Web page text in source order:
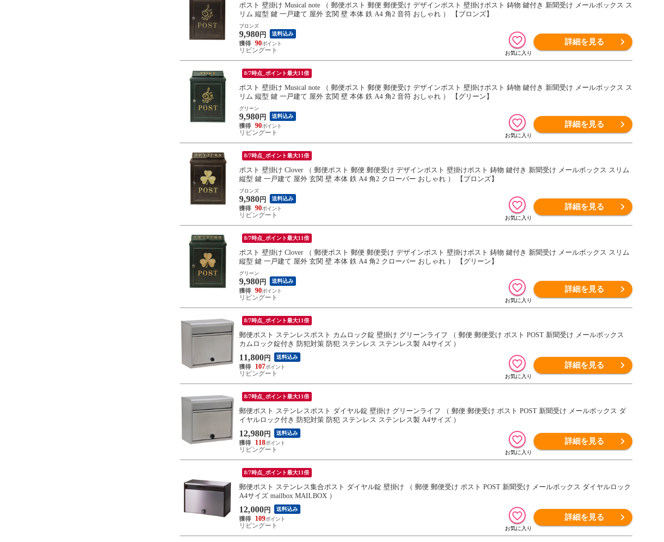
ポスト 壁掛け Musical note （ 郵便ポスト 郵便 郵便受け デザインポスト 壁掛けポスト 鋳物 鍵付き 新聞受け メールボックス ス
リム 縦型 鍵 一戸建て 屋外 玄関 壁 本体 鉄 A4 角2 音符 おしゃれ ） 【ブロンズ】
ブロンズ
9,980 円 送料込み
90
リビングート
詳細を見る
8/7時点_ポイント最大11倍
ポスト 壁掛け Musical note （ 郵便ポスト 郵便 郵便受け デザインポスト 壁掛けポスト 鋳物 鍵付き 新聞受け メールボックス ス
リム 縦型 鍵 一戸建て 屋外 玄関 壁 本体 鉄 A4 角2 音符 おしゃれ ） 【グリーン】
グリーン
9,980 円 送料込み
90
リビングート
詳細を見る
8/7時点_ポイント最大11倍
ポスト 壁掛け Clover （ 郵便ポスト 郵便 郵便受け デザインポスト 壁掛けポスト 鋳物 鍵付き 新聞受け メールボックス スリム
縦型 鍵 一戸建て 屋外 玄関 壁 本体 鉄 A4 角2 クローバー おしゃれ ） 【ブロンズ】
ブロンズ
9,980 円 送料込み
90
リビングート
詳細を見る
8/7時点_ポイント最大11倍
ポスト 壁掛け Clover （ 郵便ポスト 郵便 郵便受け デザインポスト 壁掛けポスト 鋳物 鍵付き 新聞受け メールボックス スリム
縦型 鍵 一戸建て 屋外 玄関 壁 本体 鉄 A4 角2 クローバー おしゃれ ） 【グリーン】
グリーン
9,980 円 送料込み
90
リビングート
詳細を見る
8/7時点_ポイント最大11倍
郵便ポスト ステンレスポスト カムロック錠 壁掛け グリーンライフ （ 郵便 郵便受け ポスト POST 新聞受け メールボックス
カムロック錠付き 防犯対策 防犯 ステンレス ステンレス製 A4サイズ ）
11,800 円 送料込み
107
リビングート
詳細を見る
8/7時点_ポイント最大11倍
郵便ポスト ステンレスポスト ダイヤル錠 壁掛け グリーンライフ （ 郵便 郵便受け ポスト POST 新聞受け メールボックス ダ
イヤルロック付き 防犯対策 防犯 ステンレス ステンレス製 A4サイズ ）
12,980 円 送料込み
118
リビングート
詳細を見る
8/7時点_ポイント最大11倍
郵便ポスト ステンレス集合ポスト ダイヤル錠 壁掛け （ 郵便 郵便受け ポスト POST 新聞受け メールボックス ダイヤルロック
A4サイズ mailbox MAILBOX ）
12,000 円 送料込み
109
リビングート
詳細を見る